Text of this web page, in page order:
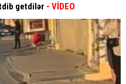
getdilər - VİDEO